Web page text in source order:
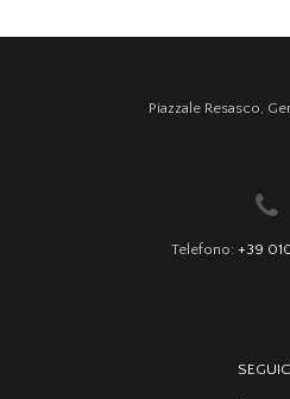
Piazzale Resasco,
Telefono: +39